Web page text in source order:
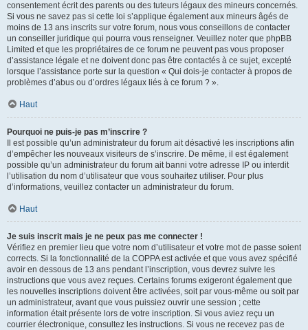
consentement écrit des parents ou des tuteurs légaux des mineurs concernés.
Si vous ne savez pas si cette loi s’applique également aux mineurs âgés de
moins de 13 ans inscrits sur votre forum, nous vous conseillons de contacter
un conseiller juridique qui pourra vous renseigner. Veuillez noter que phpBB
Limited et que les propriétaires de ce forum ne peuvent pas vous proposer
d’assistance légale et ne doivent donc pas être contactés à ce sujet, excepté
lorsque l’assistance porte sur la question « Qui dois-je contacter à propos de
problèmes d’abus ou d’ordres légaux liés à ce forum ? ».
Haut
Pourquoi ne puis-je pas m’inscrire ?
Il est possible qu’un administrateur du forum ait désactivé les inscriptions afin
d’empêcher les nouveaux visiteurs de s’inscrire. De même, il est également
possible qu’un administrateur du forum ait banni votre adresse IP ou interdit
l’utilisation du nom d’utilisateur que vous souhaitez utiliser. Pour plus
d’informations, veuillez contacter un administrateur du forum.
Haut
Je suis inscrit mais je ne peux pas me connecter !
Vérifiez en premier lieu que votre nom d’utilisateur et votre mot de passe soient
corrects. Si la fonctionnalité de la COPPA est activée et que vous avez spécifié
avoir en dessous de 13 ans pendant l’inscription, vous devrez suivre les
instructions que vous avez reçues. Certains forums exigeront également que
les nouvelles inscriptions doivent être activées, soit par vous-même ou soit par
un administrateur, avant que vous puissiez ouvrir une session ; cette
information était présente lors de votre inscription. Si vous aviez reçu un
courrier électronique, consultez les instructions. Si vous ne recevez pas de